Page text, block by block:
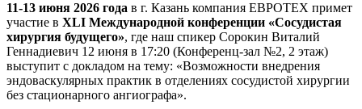
11-13 июня 2026 года в г. Казань компания ЕВРОТЕХ примет
участие в XLI Международной конференции «Сосудистая
хирургия будущего», где наш спикер Сорокин Виталий
Геннадиевич 12 июня в 17:20 (Конференц-зал №2, 2 этаж)
выступит с докладом на тему: «Возможности внедрения
эндоваскулярных практик в отделениях сосудистой хирургии
без стационарного ангиографа».